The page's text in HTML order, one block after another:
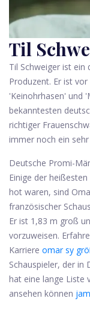
Til
Til Schweiger ist ein
Produzent. Er ist
'Keinohrhasen' und
bekanntesten
richtiger
immer noch ein
Deutsche Promi-
Einige der
hot waren, sind
französischer
Er ist 1,83 m groß
vorzuweisen.
Karriere omar sy
Schauspieler, der in
hat eine lange Liste
ansehen können